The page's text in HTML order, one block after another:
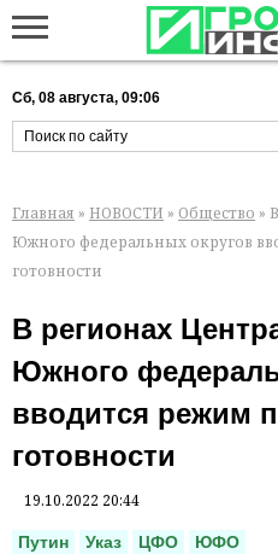
Сб, 08 августа, 09:06
Главная » НОВОСТИ » Общество »
Южного федеральных округов
готовности
В регионах
Южного
вводится режим
готовности
19.10.2022 20:44
Путин Указ ЦФО ЮФО